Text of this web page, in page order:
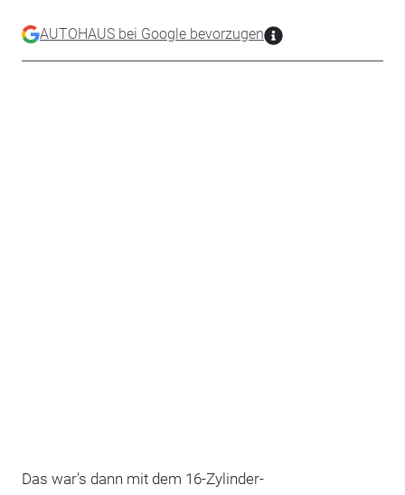
AUTOHAUS bei Google bevorzugen
Das war’s dann mit dem 16-Zylinder-